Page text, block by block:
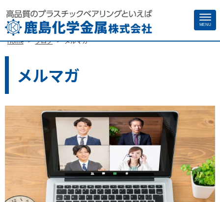
MENU
Home > ブログ > メルマガ
メルマガ
Site
Footer